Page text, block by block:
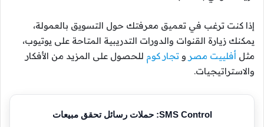
إذا كنت ترغب في تعميق معرفتك حول التسويق بالعمولة،
يمكنك زيارة القنوات والدورات التدريبية المتاحة على يوتيوب،
مثل أفلييت مصر و تجار كوم للحصول على المزيد من الأفكار
والاستراتيجيات.
SMS Control: حملات رسائل تحقق مبيعات